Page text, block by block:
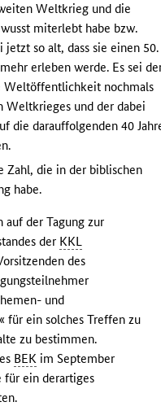
Weltkrieg und die
miterlebt habe bzw.
so alt, dass sie einen 50.
erleben werde. Es sei
Weltöffentlichkeit nochmals
Weltkrieges und der dabei
die darauffolgenden 40
Zahl, die in der biblischen
habe.
auf der Tagung zur
der KKL
des
und
für ein solches Treffen zu
zu bestimmen.
BEK im September
für ein derartiges